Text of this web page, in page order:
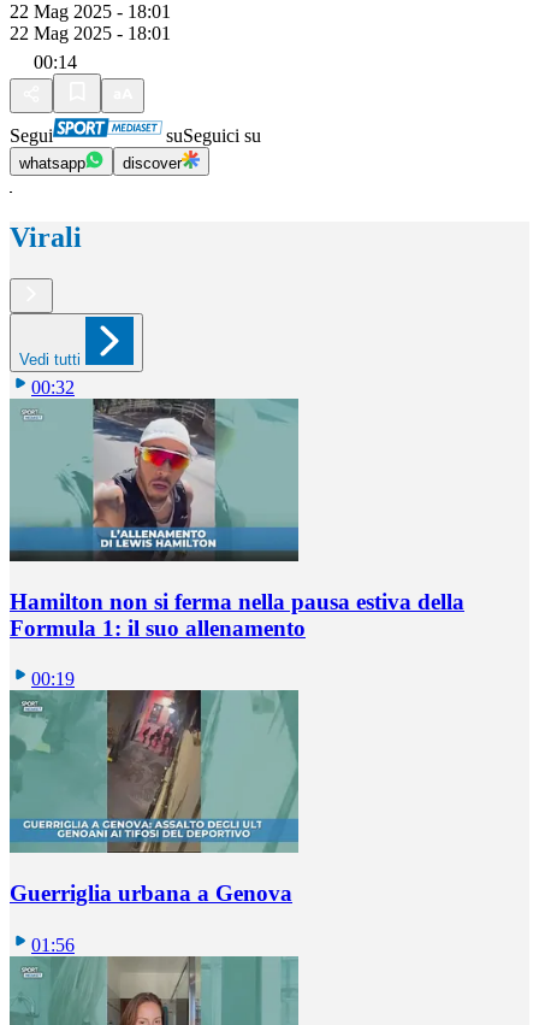
22 Mag 2025 - 18:01
22 Mag 2025 - 18:01
00:14
Segui suSeguici su
whatsapp discover
Virali
Vedi tutti
00:32
Hamilton non si ferma nella pausa estiva della
Formula 1: il suo allenamento
00:19
Guerriglia urbana a Genova
01:56